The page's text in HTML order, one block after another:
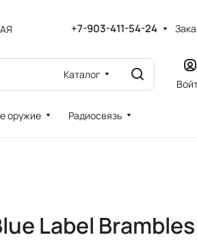
+7-903-411-54-24
Каталог
оружие Радиосвязь
Label Brambles